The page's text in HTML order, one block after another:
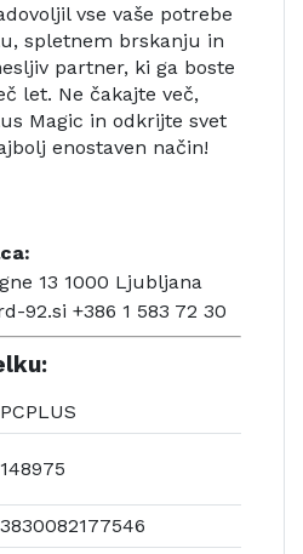
vse vaše potrebe
spletnem brskanju in
partner, ki ga boste
let. Ne čakajte več,
Magic in odkrijte svet
enostaven način!
13 1000 Ljubljana
92.si +386 1 583 72 30
PCPLUS
148975
3830082177546